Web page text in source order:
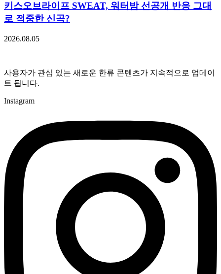
키스오브라이프 SWEAT, 워터밤 선공개 반응 그대
로 적중한 신곡?
2026.08.05
사용자가 관심 있는 새로운 한류 콘텐츠가 지속적으로 업데이
트 됩니다.
Instagram